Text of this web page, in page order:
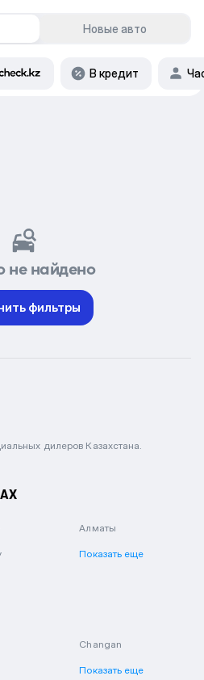
Новые авто
В кредит
не найдено
фильтры
дилеров Казахстана.
Алматы
Показать еще
Changan
Показать еще